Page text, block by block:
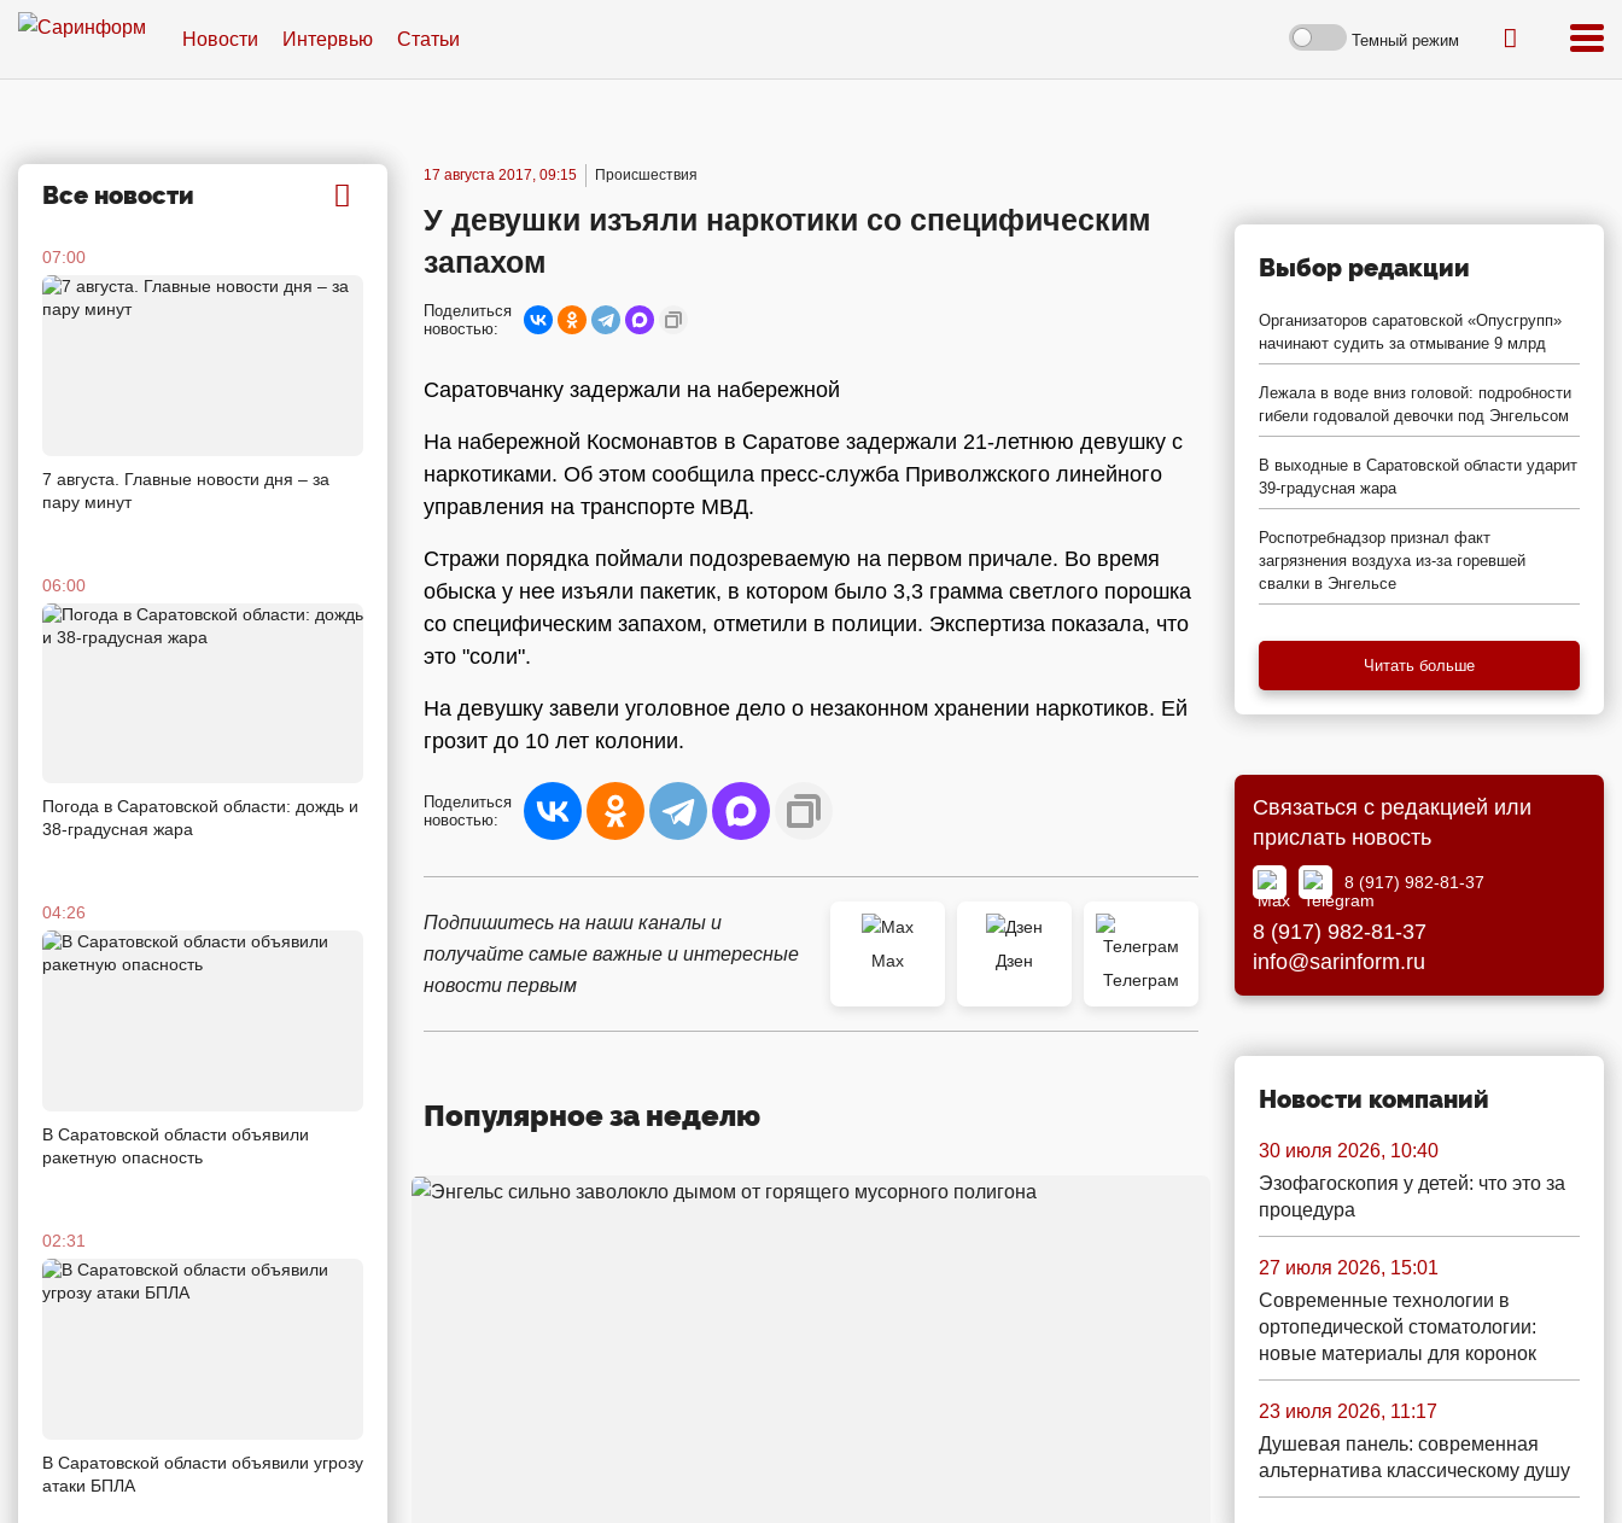
Новости Интервью Статьи Темный режим
Все новости
07:00
7 августа. Главные новости дня – за
пару минут
06:00
Погода в Саратовской области: дождь и
38-градусная жара
04:26
В Саратовской области объявили
ракетную опасность
02:31
В Саратовской области объявили угрозу
атаки БПЛА
17 августа 2017, 09:15 Происшествия
У девушки изъяли наркотики со специфическим
запахом
Поделиться
новостью:
Саратовчанку задержали на набережной
На набережной Космонавтов в Саратове задержали 21-летнюю девушку с
наркотиками. Об этом сообщила пресс-служба Приволжского линейного
управления на транспорте МВД.
Стражи порядка поймали подозреваемую на первом причале. Во время
обыска у нее изъяли пакетик, в котором было 3,3 грамма светлого порошка
со специфическим запахом, отметили в полиции. Экспертиза показала, что
это "соли".
На девушку завели уголовное дело о незаконном хранении наркотиков. Ей
грозит до 10 лет колонии.
Поделиться
новостью:
Подпишитесь на наши каналы и
получайте самые важные и интересные
новости первым
Max
Дзен
Телеграм
Популярное за неделю
Выбор редакции
Организаторов саратовской «Опусгрупп»
начинают судить за отмывание 9 млрд
Лежала в воде вниз головой: подробности
гибели годовалой девочки под Энгельсом
В выходные в Саратовской области ударит
39-градусная жара
Роспотребнадзор признал факт
загрязнения воздуха из-за горевшей
свалки в Энгельсе
Читать больше
Связаться с редакцией или
прислать новость
8 (917) 982-81-37
8 (917) 982-81-37
info@sarinform.ru
Новости компаний
30 июля 2026, 10:40
Эзофагоскопия у детей: что это за
процедура
27 июля 2026, 15:01
Современные технологии в
ортопедической стоматологии:
новые материалы для коронок
23 июля 2026, 11:17
Душевая панель: современная
альтернатива классическому душу